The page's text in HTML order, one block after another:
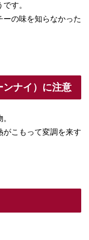
す。
の味を知らなかった
ンナイ）に注意
こもって変調を来す